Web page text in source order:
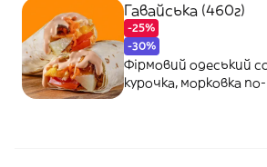
Гавайська (460г)
-25%
-30%
Фірмовий одеський
курочка, морковка